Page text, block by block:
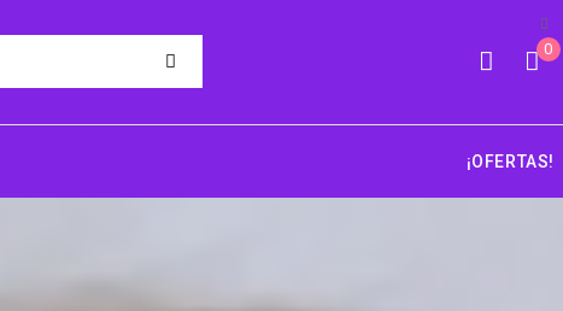
0
¡OFERTAS!